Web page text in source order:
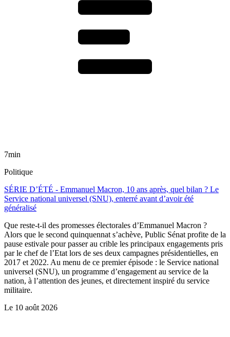
7min
Politique
SÉRIE D’ÉTÉ - Emmanuel Macron, 10 ans après, quel bilan ? Le
Service national universel (SNU), enterré avant d’avoir été
généralisé
Que reste-t-il des promesses électorales d’Emmanuel Macron ?
Alors que le second quinquennat s’achève, Public Sénat profite de la
pause estivale pour passer au crible les principaux engagements pris
par le chef de l’Etat lors de ses deux campagnes présidentielles, en
2017 et 2022. Au menu de ce premier épisode : le Service national
universel (SNU), un programme d’engagement au service de la
nation, à l’attention des jeunes, et directement inspiré du service
militaire.
Le 10 août 2026